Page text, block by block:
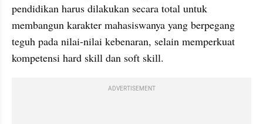
pendidikan harus dilakukan secara total untuk
membangun karakter mahasiswanya yang berpegang
teguh pada nilai-nilai kebenaran, selain memperkuat
kompetensi hard skill dan soft skill.
ADVERTISEMENT